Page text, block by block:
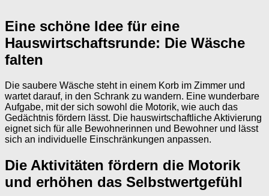
Eine schöne Idee für eine
Hauswirtschaftsrunde: Die Wäsche
falten
Die saubere Wäsche steht in einem Korb im Zimmer und
wartet darauf, in den Schrank zu wandern. Eine wunderbare
Aufgabe, mit der sich sowohl die Motorik, wie auch das
Gedächtnis fördern lässt. Die hauswirtschaftliche Aktivierung
eignet sich für alle Bewohnerinnen und Bewohner und lässt
sich an individuelle Einschränkungen anpassen.
Die Aktivitäten fördern die Motorik
und erhöhen das Selbstwertgefühl